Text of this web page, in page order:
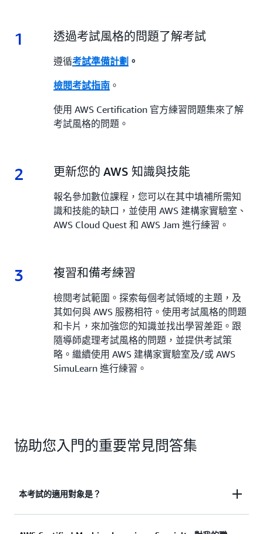
1 1.
透過考試風格的問題了解考試
遵循考試準備計劃 。
檢閱考試指南。
使用 AWS Certification 官方練習問題集來了解
考試風格的問題。
2 2.
更新您的 AWS 知識與技能
報名參加數位課程，您可以在其中填補所需知
識和技能的缺口，並使用 AWS 建構家實驗室、
AWS Cloud Quest 和 AWS Jam 進行練習。
3 3.
複習和備考練習
檢閱考試範圍。探索每個考試領域的主題，及
其如何與 AWS 服務相符。使用考試風格的問題
和卡片，來加強您的知識並找出學習差距。跟
隨導師處理考試風格的問題，並提供考試策
略。繼續使用 AWS 建構家實驗室及/或 AWS
SimuLearn 進行練習。
協助您入門的重要常見問答集
本考試的適用對象是？